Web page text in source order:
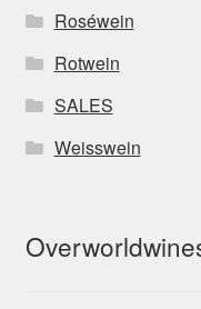
Roséwein
Rotwein
SALES
Weisswein